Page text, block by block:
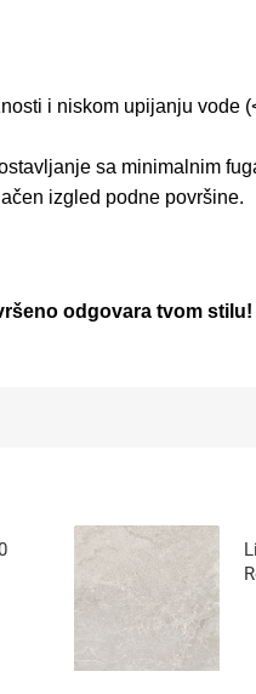
i niskom upijanju vode
sa minimalnim
izgled podne površine.
odgovara tvom stilu!